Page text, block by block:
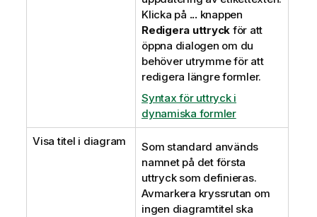
Klicka på ...knappen
Redigera uttryck för att
öppna dialogen om du
behöver utrymme för att
redigera längre formler.
Syntax för uttryck i
dynamiska formler
Visa titel i diagram
Som standard används
namnet på det första
uttryck som definieras.
Avmarkera kryssrutan om
ingen diagramtitel ska